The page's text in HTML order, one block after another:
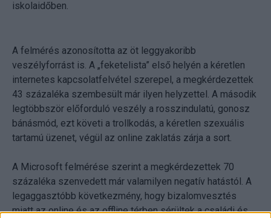
iskolaidőben.
A felmérés azonosította az öt leggyakoribb
veszélyforrást is. A „feketelista” első helyén a kéretlen
internetes kapcsolatfelvétel szerepel, a megkérdezettek
43 százaléka szembesült már ilyen helyzettel. A második
legtöbbször előforduló veszély a rosszindulatú, gonosz
bánásmód, ezt követi a trollkodás, a kéretlen szexuális
tartamú üzenet, végül az online zaklatás zárja a sort.
A Microsoft felmérése szerint a megkérdezettek 70
százaléka szenvedett már valamilyen negatív hatástól. A
legaggasztóbb következmény, hogy bizalomvesztés
miatt az online és az offline térben sérültek a családi és